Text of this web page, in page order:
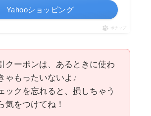
Yahooショッピング
ポチップ
クーポンは、あるときに使わ
ゃもったいないよ♪
ックを忘れると、損しちゃう
気をつけてね！